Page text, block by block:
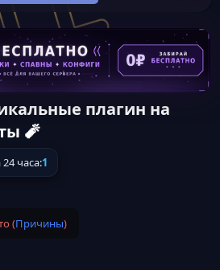
плагин на
🧨
часа:1
(Причины)